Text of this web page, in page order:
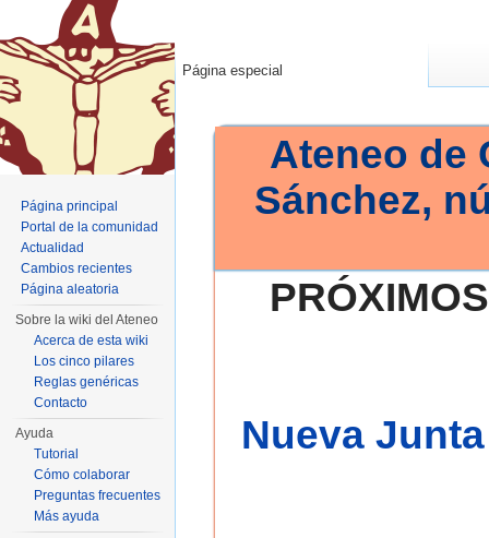
Ateneo de
Sánchez,
Nueva
Página especial
Página principal
Portal de la comunidad
Actualidad
Cambios recientes
Página aleatoria
Sobre la wiki del Ateneo
Acerca de esta wiki
Los cinco pilares
Reglas genéricas
Contacto
Ayuda
Tutorial
Cómo colaborar
Preguntas frecuentes
Más ayuda